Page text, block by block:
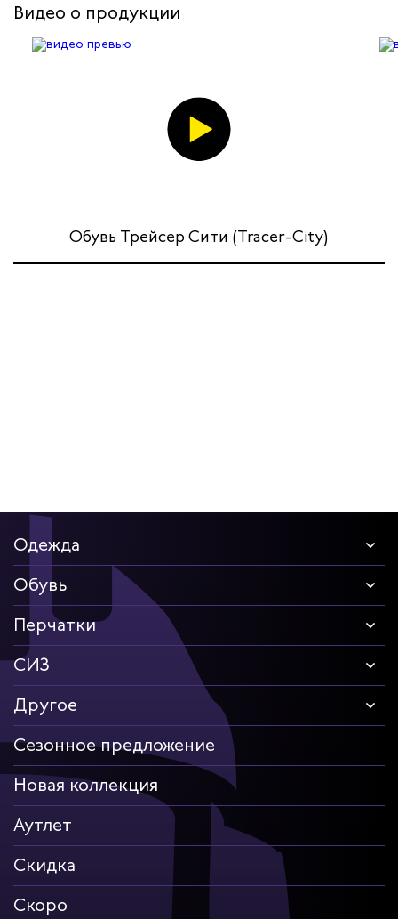
Видео о продукции
Обувь Трейсер Сити (Tracer-City)
Одежда
Обувь
Перчатки
СИЗ
Другое
Сезонное предложение
Новая коллекция
Аутлет
Скидка
Скоро